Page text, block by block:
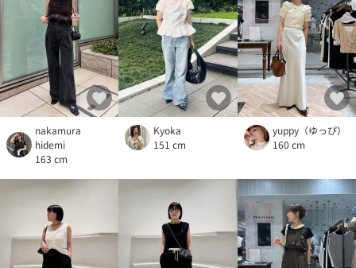
nakamura
hidemi
163 cm
Kyoka
151 cm
yuppy（ゆっぴ）
160 cm